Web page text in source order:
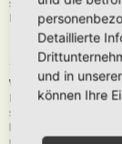
siehst du eine
Du wirst dann durch
Nach oben
Was bewirkt die
Hiermit kannst du die
späteren Zeitpunkt
kannst du mit der
Detaillierte
und in
können Ihre